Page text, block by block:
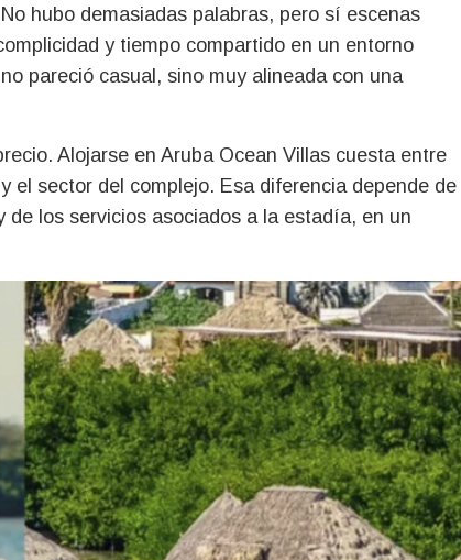
hubo demasiadas palabras, pero sí escenas
y tiempo compartido en un entorno
pareció casual, sino muy alineada con una
Alojarse en Aruba Ocean Villas cuesta entre
el sector del complejo. Esa diferencia depende de
los servicios asociados a la estadía, en un